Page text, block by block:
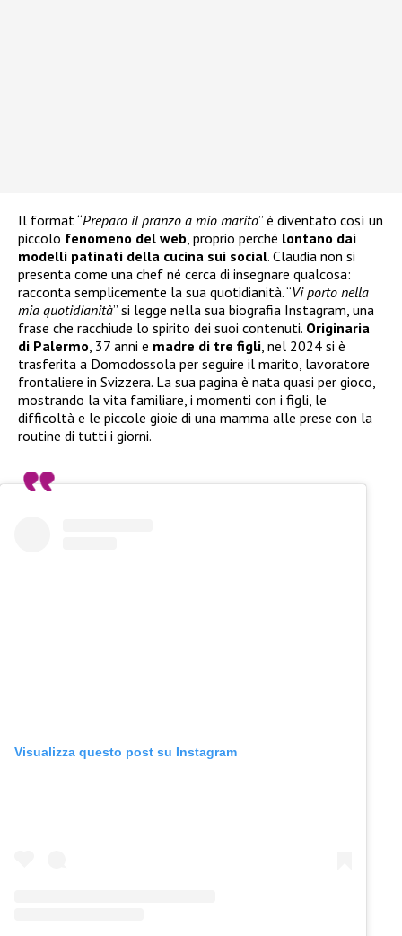
Il format “Preparo il pranzo a mio marito” è diventato così un
piccolo fenomeno del web , proprio perché lontano dai
modelli patinati della cucina sui social. Claudia non si
presenta come una chef né cerca di insegnare qualcosa:
racconta semplicemente la sua quotidianità. “Vi porto nella
mia quotidianità” si legge nella sua biografia Instagram, una
frase che racchiude lo spirito dei suoi contenuti. Originaria
di Palermo , 37 anni e madre di tre figli , nel 2024 si è
trasferita a Domodossola per seguire il marito, lavoratore
frontaliere in Svizzera. La sua pagina è nata quasi per gioco,
mostrando la vita familiare, i momenti con i figli, le
difficoltà e le piccole gioie di una mamma alle prese con la
routine di tutti i giorni.
Visualizza questo post su Instagram